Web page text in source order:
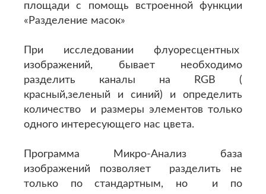
площади с помощь встроенной функции
«Разделение масок»
При исследовании флуоресцентных
изображений, бывает необходимо
разделить каналы на RGB (
красный,зеленый и синий) и определить
количество и размеры элементов только
одного интересующего нас цвета.
Программа Микро-Анализ база
изображений позволяет разделить не
только по стандартным, но и по